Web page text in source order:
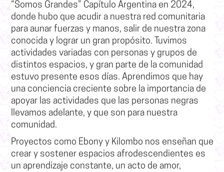
“Somos Grandes” Capítulo Argentina en 2024,
donde hubo que acudir a nuestra red comunitaria
para aunar fuerzas y manos, salir de nuestra zona
conocida y lograr un gran propósito. Tuvimos
actividades variadas con personas y grupos de
distintos espacios, y gran parte de la comunidad
estuvo presente esos días. Aprendimos que hay
una conciencia creciente sobre la importancia de
apoyar las actividades que las personas negras
llevamos adelante, y que son para nuestra
comunidad.
Proyectos como Ebony y Kilombo nos enseñan que
crear y sostener espacios afrodescendientes es
un aprendizaje constante, un acto de amor,